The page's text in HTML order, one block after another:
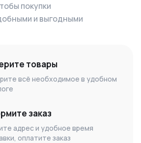
покупки
и выгодными
товары
всё необходимое в удобном
заказ
адрес и удобное время
оплатите заказ